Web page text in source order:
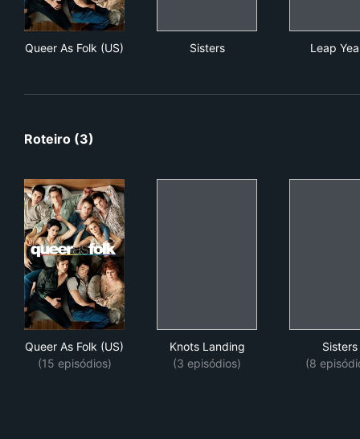
Queer As Folk (US) Sisters Leap
Roteiro (3)
Queer As Folk (US)
(15 episódios)
Knots Landing
(3 episódios)
Sisters
(8